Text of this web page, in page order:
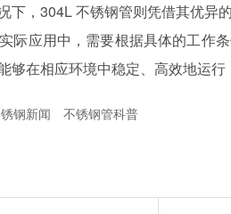
下，304L 不锈钢管则凭借其优异
际应用中，需要根据具体的工作
在相应环境中稳定、高效地运行
钢新闻
不锈钢管科普